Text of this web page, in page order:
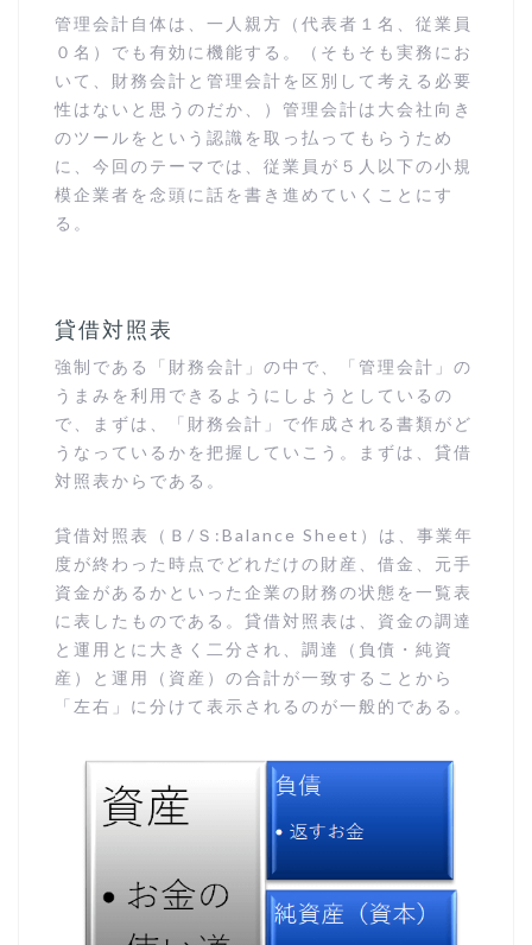
管理会計自体は、一人親方（代表者１名、従業員
０名）でも有効に機能する。（そもそも実務にお
いて、財務会計と管理会計を区別して考える必要
性はないと思うのだか、）管理会計は大会社向き
のツールをという認識を取っ払ってもらうため
に、今回のテーマでは、従業員が５人以下の小規
模企業者を念頭に話を書き進めていくことにす
る。
貸借対照表
強制である「財務会計」の中で、「管理会計」の
うまみを利用できるようにしようとしているの
で、まずは、「財務会計」で作成される書類がど
うなっているかを把握していこう。まずは、貸借
対照表からである。
貸借対照表（Ｂ/Ｓ:Balance Sheet）は、事業年
度が終わった時点でどれだけの財産、借金、元手
資金があるかといった企業の財務の状態を一覧表
に表したものである。貸借対照表は、資金の調達
と運用とに大きく二分され、調達（負債・純資
産）と運用（資産）の合計が一致することから
「左右」に分けて表示されるのが一般的である。